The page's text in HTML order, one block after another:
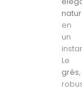
en
un
Le
grès,